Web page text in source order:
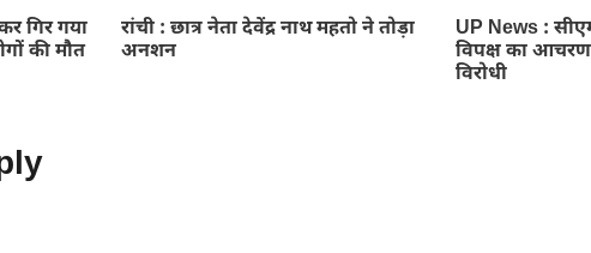
गिर गया
की मौत
रांची : छात्र नेता देवेंद्र नाथ महतो ने तोड़ा
अनशन
UP News :
विपक्ष का
विरोधी